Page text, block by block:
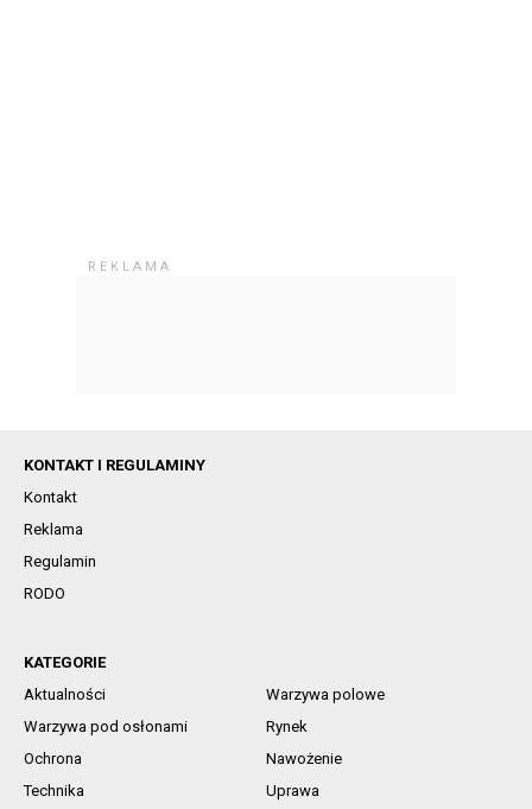
KONTAKT I REGULAMINY
Kontakt
Reklama
Regulamin
RODO
KATEGORIE
Aktualności
Warzywa polowe
Warzywa pod osłonami
Rynek
Ochrona
Nawożenie
Technika
Uprawa